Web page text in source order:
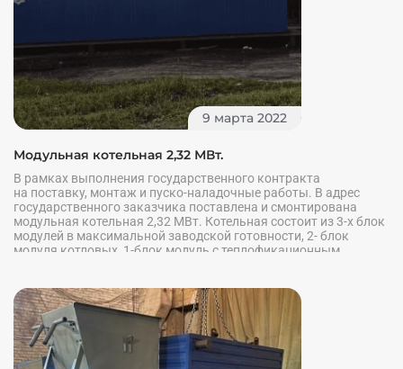
9 марта 2022
Модульная котельная 2,32 МВт.
В рамках выполнения государственного контракта
на поставку, монтаж и пуско-наладочные работы. В адрес
государственного заказчика поставлена и смонтирована
модульная котельная 2,32 МВт. Котельная состоит из 3-х блок
модулей в максимальной заводской готовности, 2- блок
модуля котловых, 1-блок модуль с теплофикационным